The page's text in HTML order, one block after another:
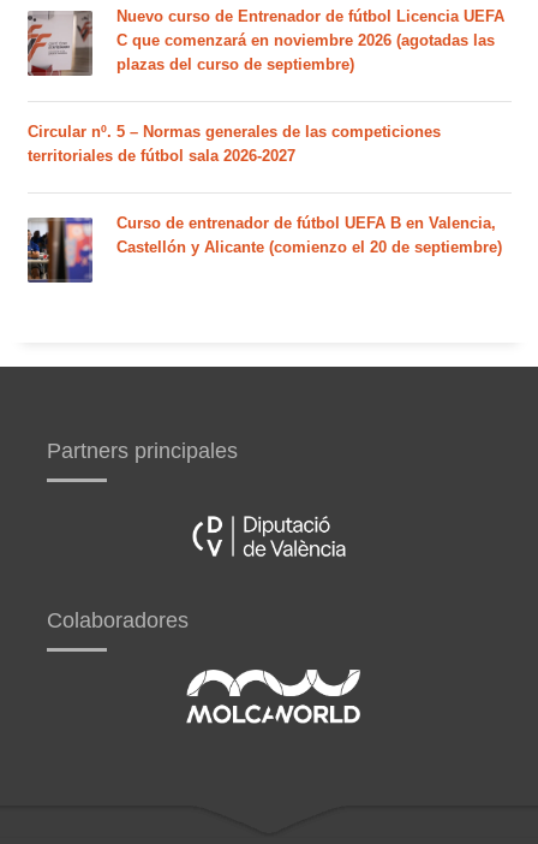
Nuevo curso de Entrenador de fútbol Licencia UEFA
C que comenzará en noviembre 2026 (agotadas las
plazas del curso de septiembre)
Circular nº. 5 – Normas generales de las competiciones
territoriales de fútbol sala 2026-2027
Curso de entrenador de fútbol UEFA B en Valencia,
Castellón y Alicante (comienzo el 20 de septiembre)
Partners principales
Colaboradores